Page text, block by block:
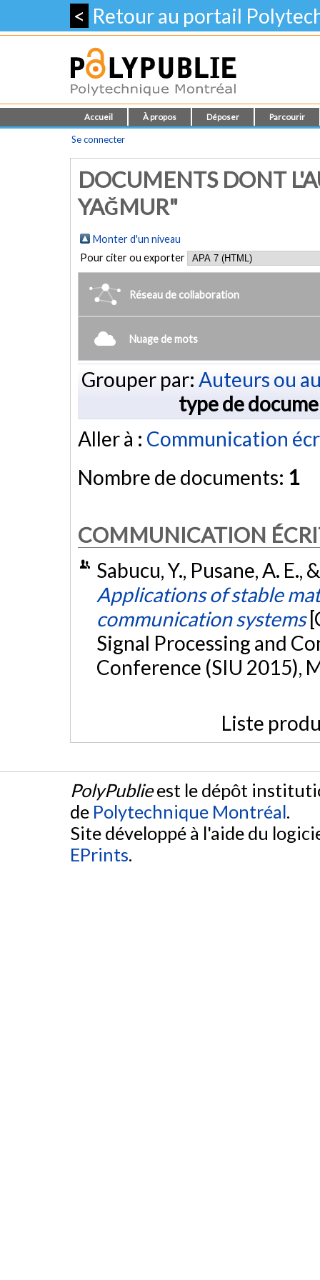
< Retour au portail
Accueil À propos Déposer Parcourir
Se connecter
DOCUMENTS DONT
YAĞMUR"
Monter d'un niveau
Pour citer ou exporter
Réseau de collaboration
Nuage de mots
Grouper par: Auteurs ou
type de
Aller à : Communication
Nombre de documents: 1
COMMUNICATION
Sabucu, Y., Pusane, A.
Applications of stable
communication systems
Signal Processing and
Conference (SIU 2015),
Liste
PolyPublieest le dépôt
de Polytechnique Montréal.
Site développé à l'aide du
EPrints.